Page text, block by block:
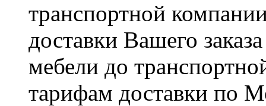
транспортной
доставки Вашего
мебели до
тарифам доставки по